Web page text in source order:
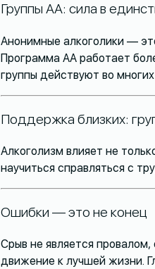
Группы АА: сила в
Анонимные алкоголики —
Программа АА работает
группы действуют во
Поддержка близких:
Алкоголизм влияет не
научиться справляться с
Ошибки — это не конец
Срыв не является
движение к лучшей жизни.